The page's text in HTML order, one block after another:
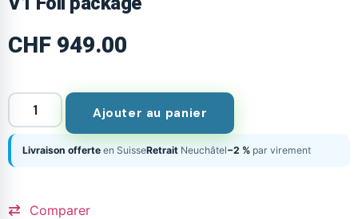
CHF 949.00
Ajouter au panier
Livraison offerte en SuisseRetrait Neuchâtel−2 % par virement
Comparer